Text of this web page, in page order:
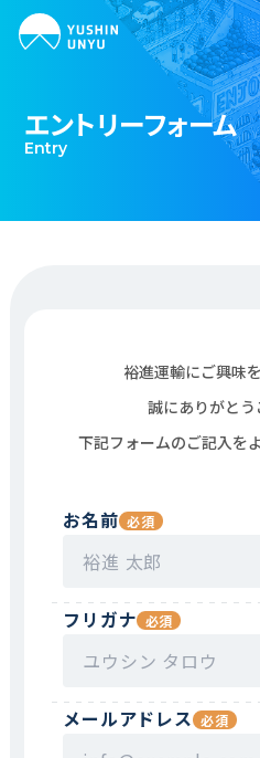
企業サイト
エントリーフォーム
Entry
裕進運輸にご興味
誠にありがとう
下記フォームのご記入を
お名前
フリガナ
メールアドレス